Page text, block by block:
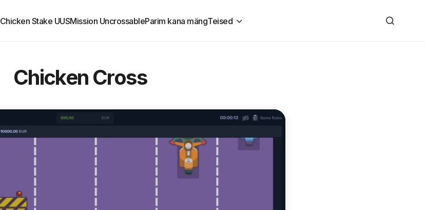
Chicken Stake UUSMission UncrossableParim kana mängTeised
Chicken Cross